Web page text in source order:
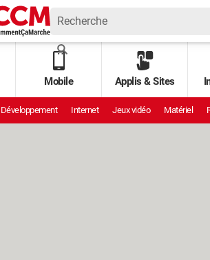
Mobile Applis & Sites
Développement Internet Jeux vidéo Matériel